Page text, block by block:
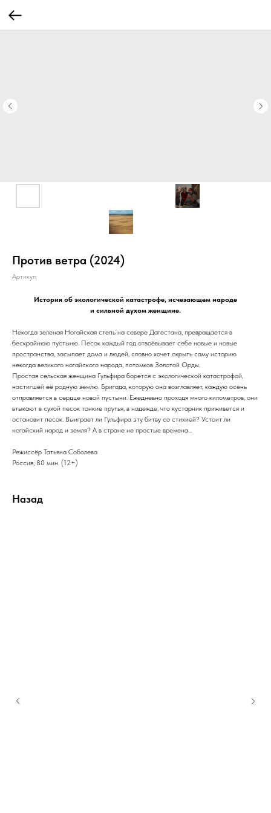
Против ветра (2024)
Артикул:
История об экологической катастрофе, исчезающем народе
и сильной духом женщине.
Некогда зеленая Ногайская степь на севере Дагестана, превращается в
бескрайнюю пустыню. Песок каждый год отвоёвывает себе новые и новые
пространства, засыпает дома и людей, словно хочет скрыть саму историю
некогда великого ногайского народа, потомков Золотой Орды.
Простая сельская женщина Гульфира борется с экологической катастрофой,
настигшей её родную землю. Бригада, которую она возглавляет, каждую осень
отправляется в сердце новой пустыни. Ежедневно проходя много километров, они
втыкают в сухой песок тонкие прутья, в надежде, что кустарник приживется и
остановит песок. Выиграет ли Гульфира эту битву со стихией? Устоит ли
ногайский народ и земля? А в стране не простые времена...
Режиссёр Татьяна Соболева
Россия, 80 мин. (12+)
Назад